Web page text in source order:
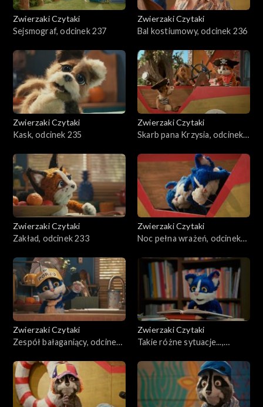
Zwierzaki Czytaki
Sejsmograf, odcinek 237
Zwierzaki Czytaki
Bal kostiumowy, odcinek 236
Zwierzaki Czytaki
Kask, odcinek 235
Zwierzaki Czytaki
Skarb pana Krzysia, odcinek
Zwierzaki Czytaki
Zakład, odcinek 233
Zwierzaki Czytaki
Noc pełna wrażeń, odcinek
Zwierzaki Czytaki
Zespół bałaganiący, odcinek
Zwierzaki Czytaki
Takie różne sytuacje...,